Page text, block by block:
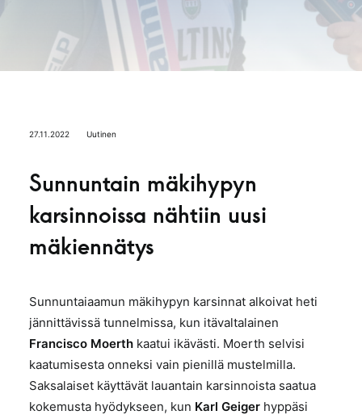
27.11.2022 Uutinen
Sunnuntain mäkihypyn
karsinnoissa nähtiin uusi
mäkiennätys
Sunnuntaiaamun mäkihypyn karsinnat alkoivat heti
jännittävissä tunnelmissa, kun itävaltalainen
Francisco Moerth kaatui ikävästi. Moerth selvisi
kaatumisesta onneksi vain pienillä mustelmilla.
Saksalaiset käyttävät lauantain karsinnoista saatua
kokemusta hyödykseen, kun Karl Geiger hyppäsi